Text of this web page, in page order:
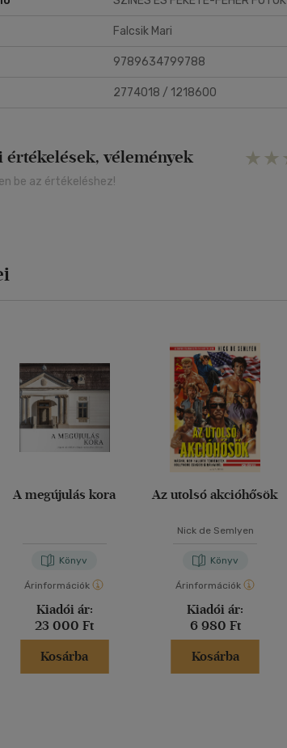
és a 2016-ban elnyert irodalmi Nobel-díj óta.
Falcsik Mari
9789634799788
2774018 / 1218600
értékelések, vélemények
be az értékeléshez!
A megújulás kora
Könyv
Árinformációk
Kiadói ár:
23 000 Ft
Kosárba
Az utolsó akcióhősök
Nick de Semlyen
Könyv
Árinformációk
Kiadói ár:
6 980 Ft
Kosárba